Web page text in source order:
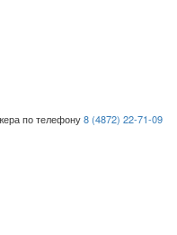
по телефону8 (4872) 22-71-09